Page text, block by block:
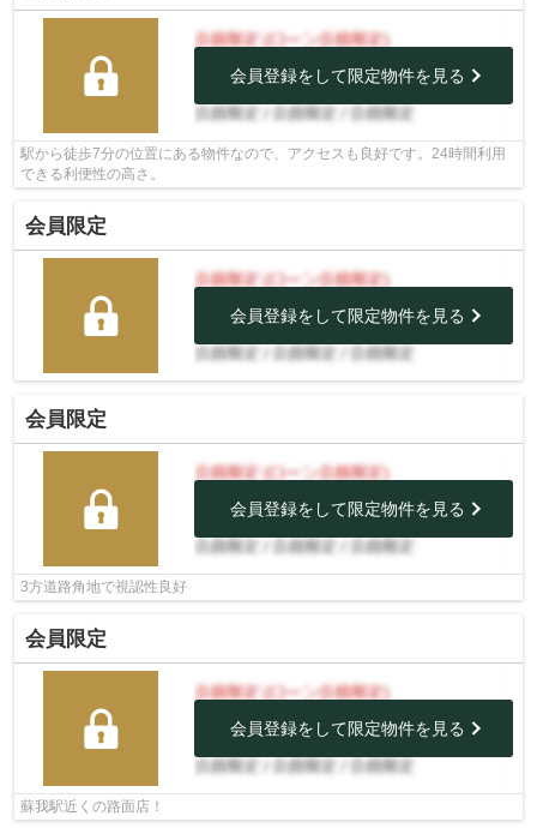
会員登録をして限定物件を見る
駅から徒歩7分の位置にある物件なので、アクセスも良好です。24時間利用
できる利便性の高さ。
会員限定
会員登録をして限定物件を見る
会員限定
会員登録をして限定物件を見る
3方道路角地で視認性良好
会員限定
会員登録をして限定物件を見る
蘇我駅近くの路面店！